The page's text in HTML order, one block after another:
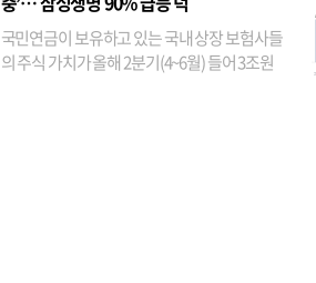
국민연금이 보유하고 있는 국내 상장 보험사들
의 주식 가치가 올해 2분기(4~6월) 들어 3조원